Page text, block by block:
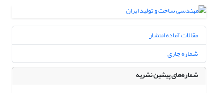
مقالات آماده انتشار
شماره جاری
شماره‌های پیشین نشریه